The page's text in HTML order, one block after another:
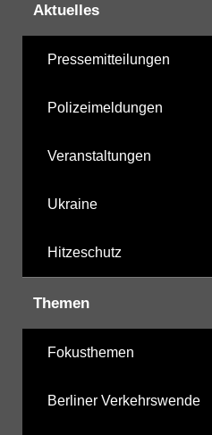
Aktuelles
Pressemitteilungen
Polizeimeldungen
Veranstaltungen
Ukraine
Hitzeschutz
Themen
Fokusthemen
Berliner Verkehrswende